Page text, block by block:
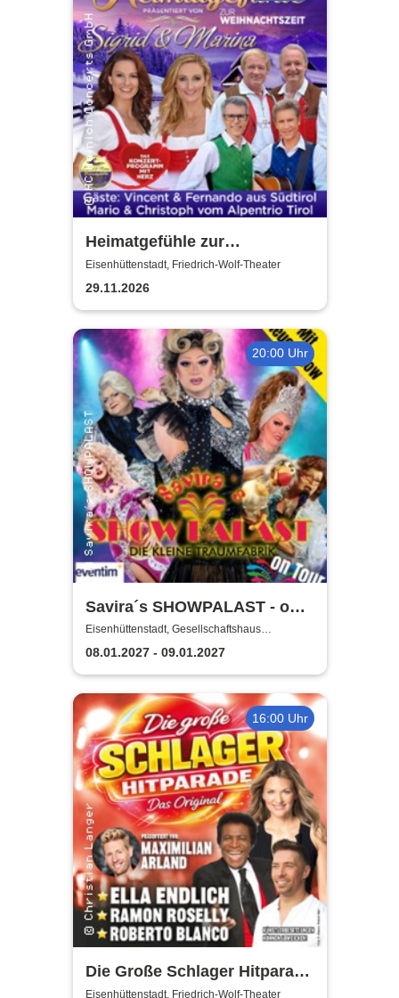
Heimatgefühle zur
Weihnachtszeit 2026 - Das
Konzertprogramm mit Herz
Eisenhüttenstadt, Friedrich-Wolf-Theater
29.11.2026
20:00 Uhr
Savira´s SHOWPALAST - on
Tour / Die bunte Travestie -
Varieté - Revue
Eisenhüttenstadt, Gesellschaftshaus
Schleicher
08.01.2027 - 09.01.2027
16:00 Uhr
Die Große Schlager Hitparade
Eisenhüttenstadt, Friedrich-Wolf-Theater